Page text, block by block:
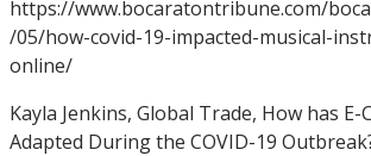
https://www.bocaratontribune.com/
/05/how-covid-19-impacted-musical-
online/
Kayla Jenkins, Global Trade, How has E-
Adapted During the COVID-19